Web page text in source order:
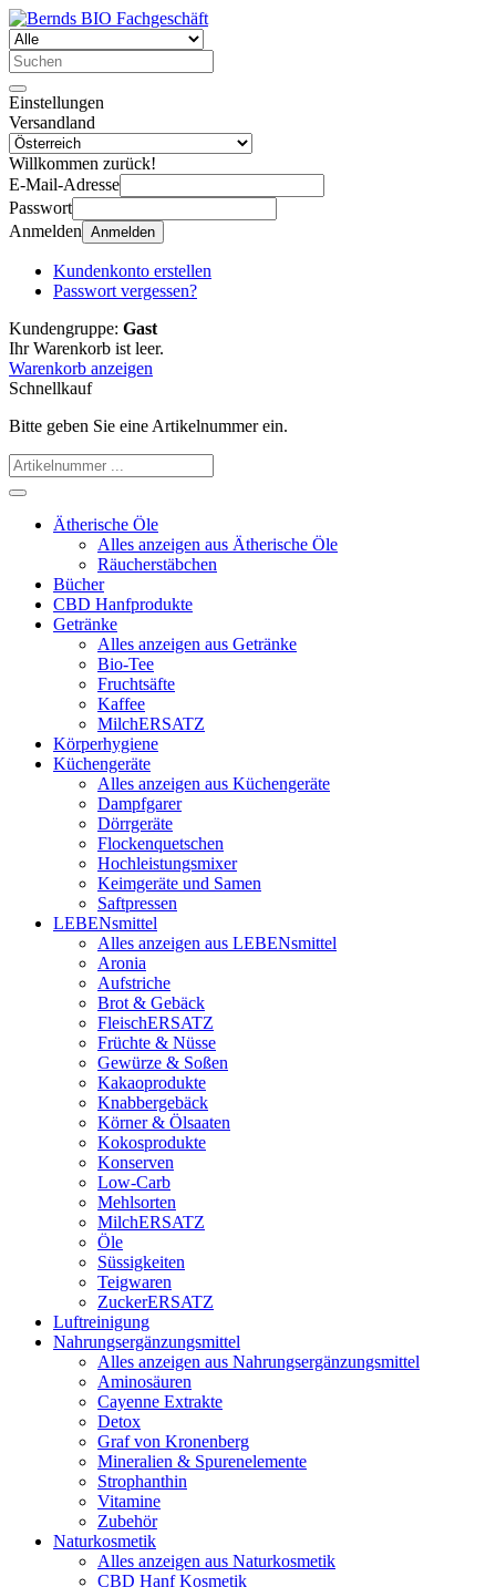
Einstellungen
Versandland
Willkommen zurück!
E-Mail-Adresse
Passwort
Anmelden Anmelden
Kundenkonto erstellen
Passwort vergessen?
Kundengruppe: Gast
Ihr Warenkorb ist leer.
Warenkorb anzeigen
Schnellkauf
Bitte geben Sie eine Artikelnummer ein.
Ätherische Öle
Alles anzeigen aus Ätherische Öle
Räucherstäbchen
Bücher
CBD Hanfprodukte
Getränke
Alles anzeigen aus Getränke
Bio-Tee
Fruchtsäfte
Kaffee
MilchERSATZ
Körperhygiene
Küchengeräte
Alles anzeigen aus Küchengeräte
Dampfgarer
Dörrgeräte
Flockenquetschen
Hochleistungsmixer
Keimgeräte und Samen
Saftpressen
LEBENsmittel
Alles anzeigen aus LEBENsmittel
Aronia
Aufstriche
Brot & Gebäck
FleischERSATZ
Früchte & Nüsse
Gewürze & Soßen
Kakaoprodukte
Knabbergebäck
Körner & Ölsaaten
Kokosprodukte
Konserven
Low-Carb
Mehlsorten
MilchERSATZ
Öle
Süssigkeiten
Teigwaren
ZuckerERSATZ
Luftreinigung
Nahrungsergänzungsmittel
Alles anzeigen aus Nahrungsergänzungsmittel
Aminosäuren
Cayenne Extrakte
Detox
Graf von Kronenberg
Mineralien & Spurenelemente
Strophanthin
Vitamine
Zubehör
Naturkosmetik
Alles anzeigen aus Naturkosmetik
CBD Hanf Kosmetik